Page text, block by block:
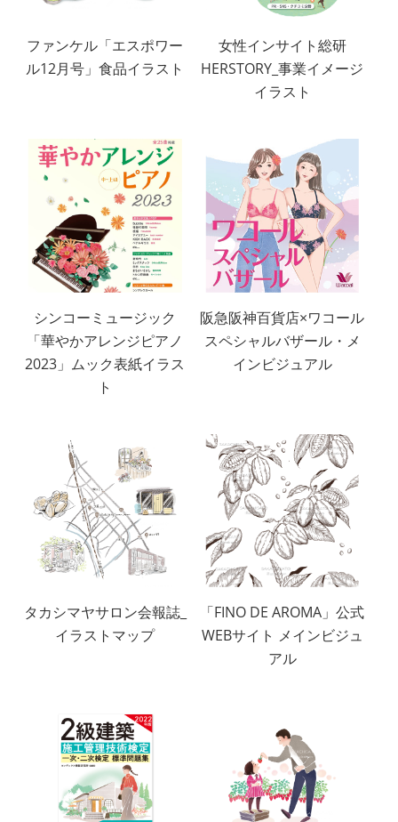
ファンケル「エスポワー
ル12月号」食品イラスト
女性インサイト総研
HERSTORY_事業イメージ
イラスト
シンコーミュージック
「華やかアレンジピアノ
2023」ムック表紙イラス
ト
阪急阪神百貨店×ワコール
スペシャルバザール・メ
インビジュアル
タカシマヤサロン会報誌_
イラストマップ
「FINO DE AROMA」公式
WEBサイト メインビジュ
アル